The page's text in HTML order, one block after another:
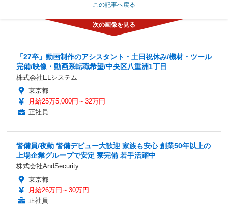
この記事へ戻る
「27卒」動画制作のアシスタント・土日祝休み/機材・ツール
完備/映像・動画系転職希望/中央区八重洲1丁目
株式会社ELシステム
東京都
月給25万5,000円～32万円
正社員
警備員/夜勤 警備デビュー大歓迎 家族も安心 創業50年以上の
上場企業グループで安定 寮完備 若手活躍中
株式会社AndSecurity
東京都
月給26万円～30万円
正社員